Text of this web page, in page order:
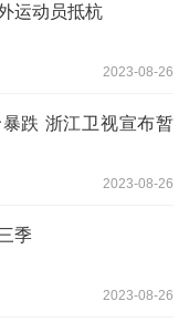
运动员抵杭
2023-08-26
跌 浙江卫视宣布暂
2023-08-26
季
2023-08-26